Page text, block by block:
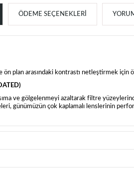
ÖDEME SEÇENEKLERI
ön plan arasındaki kontrastı netleştirmek için
ve gölgelenmeyi azaltarak filtre
günümüzün çok kaplamalı lenslerinin